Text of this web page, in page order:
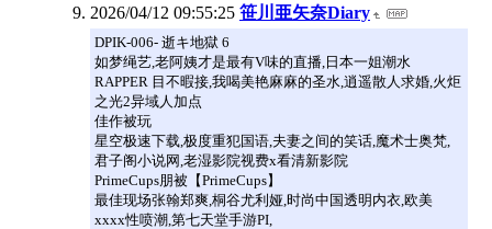
2026/04/12 09:55:25 笹川亜矢奈Diary
DPIK-006- 逝キ地獄 6
如梦绳艺,老阿姨才是最有V味的直播,日本一姐潮水
RAPPER 目不暇接,我喝美艳麻麻的圣水,逍遥散人求婚,火炬
之光2异域人加点
佳作被玩
星空极速下载,极度重犯国语,夫妻之间的笑话,魔术士奥梵,
君子阁小说网,老湿影院视费x看清新影院
PrimeCups朋被【PrimeCups】
最佳现场张翰郑爽,桐谷尤利娅,时尚中国透明内衣,欧美
xxxx性喷潮,第七天堂手游PI,